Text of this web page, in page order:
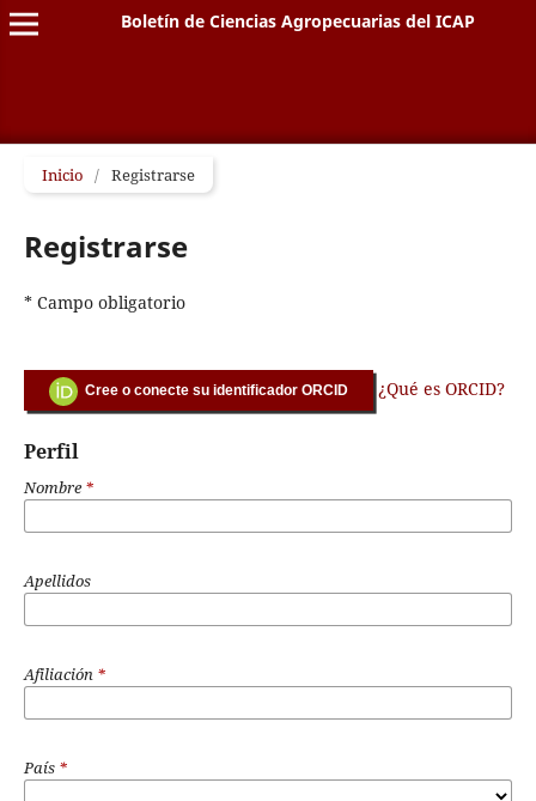
Boletín de Ciencias Agropecuarias del ICAP
Inicio / Registrarse
Registrarse
* Campo obligatorio
Cree o conecte su identificador ORCID ¿Qué es ORCID?
Perfil
Nombre*
Apellidos
Afiliación *
País *